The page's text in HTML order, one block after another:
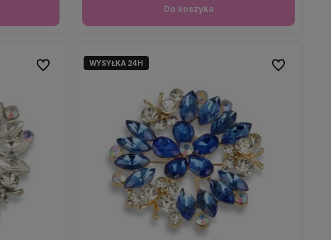
Do koszyka
Do ulubionychWYSYŁKA 24H Do ulubionych